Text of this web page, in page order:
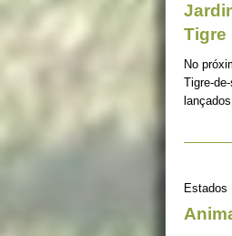
Tigre
No
Tigre-
Estados